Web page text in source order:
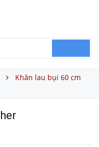
Khăn lau bụi 60 cm